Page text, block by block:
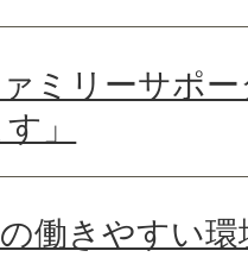
ミリーサポ
」
働きやすい